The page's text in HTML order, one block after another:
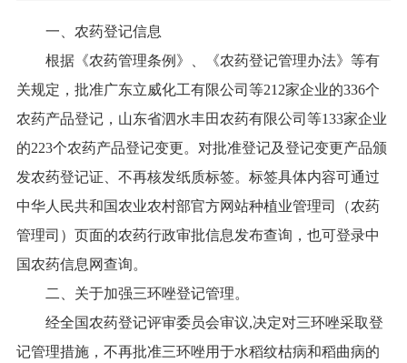
一、农药登记信息
根据《农药管理条例》、《农药登记管理办法》等有
关规定，批准广东立威化工有限公司等212家企业的336个
农药产品登记，山东省泗水丰田农药有限公司等133家企业
的223个农药产品登记变更。对批准登记及登记变更产品颁
发农药登记证、不再核发纸质标签。标签具体内容可通过
中华人民共和国农业农村部官方网站种植业管理司（农药
管理司）页面的农药行政审批信息发布查询，也可登录中
国农药信息网查询。
二、关于加强三环唑登记管理。
经全国农药登记评审委员会审议,决定对三环唑采取登
记管理措施，不再批准三环唑用于水稻纹枯病和稻曲病的